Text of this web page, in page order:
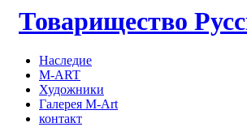
Товарищество
Наследие
M-ART
Художники
Галерея M-Art
контакт